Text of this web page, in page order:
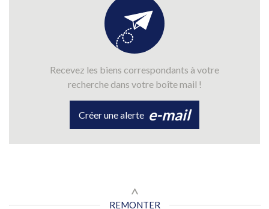
Recevez les biens correspondants à votre
recherche dans votre boîte mail !
Créer une alerte e-mail
REMONTER